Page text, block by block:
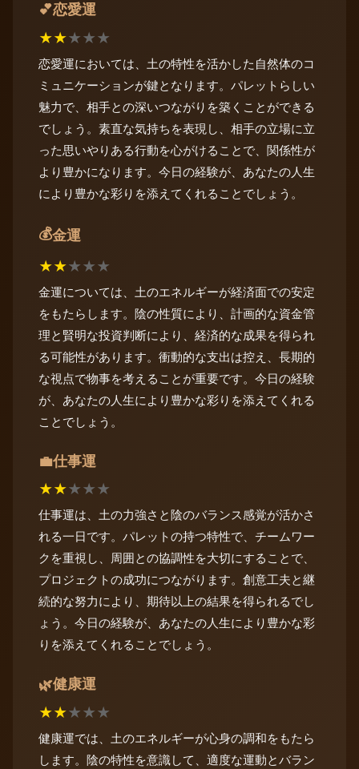
💕恋愛運
★★★★★
恋愛運においては、土の特性を活かした自然体のコ
ミュニケーションが鍵となります。パレットらしい
魅力で、相手との深いつながりを築くことができる
でしょう。素直な気持ちを表現し、相手の立場に立
った思いやりある行動を心がけることで、関係性が
より豊かになります。今日の経験が、あなたの人生
により豊かな彩りを添えてくれることでしょう。
💰金運
★★★★★
金運については、土のエネルギーが経済面での安定
をもたらします。陰の性質により、計画的な資金管
理と賢明な投資判断により、経済的な成果を得られ
る可能性があります。衝動的な支出は控え、長期的
な視点で物事を考えることが重要です。今日の経験
が、あなたの人生により豊かな彩りを添えてくれる
ことでしょう。
💼仕事運
★★★★★
仕事運は、土の力強さと陰のバランス感覚が活かさ
れる一日です。パレットの持つ特性で、チームワー
クを重視し、周囲との協調性を大切にすることで、
プロジェクトの成功につながります。創意工夫と継
続的な努力により、期待以上の結果を得られるでし
ょう。今日の経験が、あなたの人生により豊かな彩
りを添えてくれることでしょう。
🌿健康運
★★★★★
健康運では、土のエネルギーが心身の調和をもたら
します。陰の特性を意識して、適度な運動とバラン